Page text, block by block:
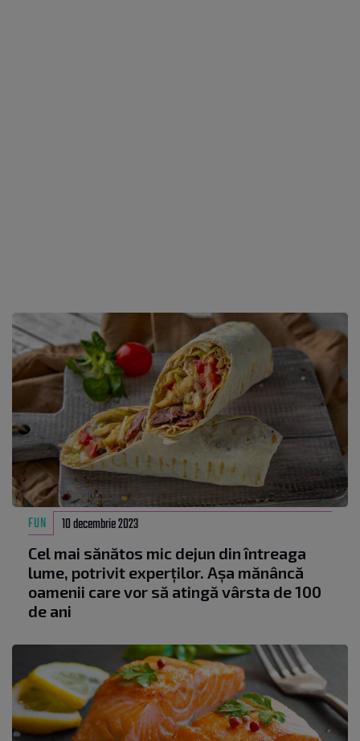
FUN 10 decembrie 2023
Cel mai sănătos mic dejun din întreaga
lume, potrivit experților. Așa mănâncă
oamenii care vor să atingă vârsta de 100
de ani